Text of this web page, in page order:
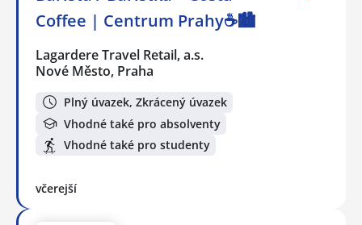
Coffee | Centrum Prahy☕️🏙️
Lagardere Travel Retail, a.s.
Nové Město, Praha
Plný úvazek, Zkrácený úvazek
Vhodné také pro absolventy
Vhodné také pro studenty
včerejší